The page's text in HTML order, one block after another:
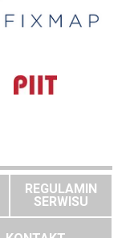
REGULAMIN
SERWISU